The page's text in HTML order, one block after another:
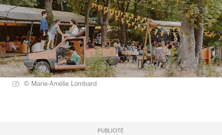
© Marie-Amélie Lombard
PUBLICITÉ